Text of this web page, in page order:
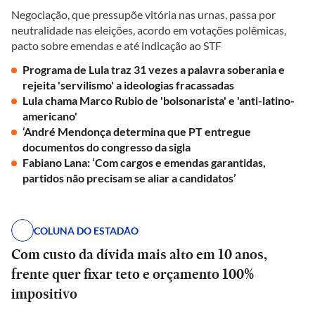
Negociação, que pressupõe vitória nas urnas, passa por
neutralidade nas eleições, acordo em votações polêmicas,
pacto sobre emendas e até indicação ao STF
Programa de Lula traz 31 vezes a palavra soberania e
rejeita 'servilismo' a ideologias fracassadas
Lula chama Marco Rubio de 'bolsonarista' e 'anti-latino-
americano'
‘André Mendonça determina que PT entregue
documentos do congresso da sigla
Fabiano Lana: ‘Com cargos e emendas garantidas,
partidos não precisam se aliar a candidatos’
COLUNA DO ESTADÃO
Com custo da dívida mais alto em 10 anos,
frente quer fixar teto e orçamento 100%
impositivo